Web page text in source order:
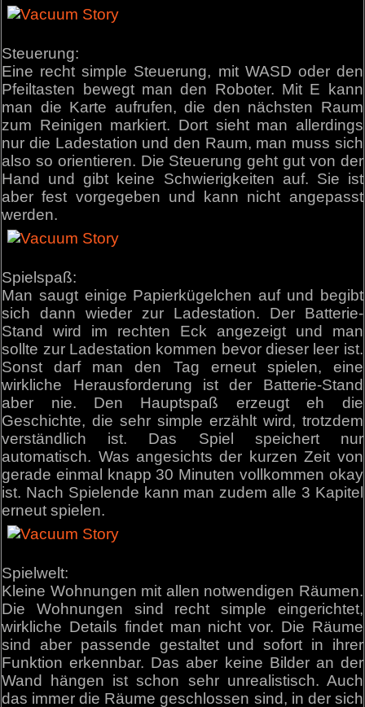
Steuerung:
Eine recht simple Steuerung, mit WASD oder den
Pfeiltasten bewegt man den Roboter. Mit E kann
man die Karte aufrufen, die den nächsten Raum
zum Reinigen markiert. Dort sieht man allerdings
nur die Ladestation und den Raum, man muss sich
also so orientieren. Die Steuerung geht gut von der
Hand und gibt keine Schwierigkeiten auf. Sie ist
aber fest vorgegeben und kann nicht angepasst
werden.
Spielspaß:
Man saugt einige Papierkügelchen auf und begibt
sich dann wieder zur Ladestation. Der Batterie-
Stand wird im rechten Eck angezeigt und man
sollte zur Ladestation kommen bevor dieser leer ist.
Sonst darf man den Tag erneut spielen, eine
wirkliche Herausforderung ist der Batterie-Stand
aber nie. Den Hauptspaß erzeugt eh die
Geschichte, die sehr simple erzählt wird, trotzdem
verständlich ist. Das Spiel speichert nur
automatisch. Was angesichts der kurzen Zeit von
gerade einmal knapp 30 Minuten vollkommen okay
ist. Nach Spielende kann man zudem alle 3 Kapitel
erneut spielen.
Spielwelt:
Kleine Wohnungen mit allen notwendigen Räumen.
Die Wohnungen sind recht simple eingerichtet,
wirkliche Details findet man nicht vor. Die Räume
sind aber passende gestaltet und sofort in ihrer
Funktion erkennbar. Das aber keine Bilder an der
Wand hängen ist schon sehr unrealistisch. Auch
das immer die Räume geschlossen sind, in der sich